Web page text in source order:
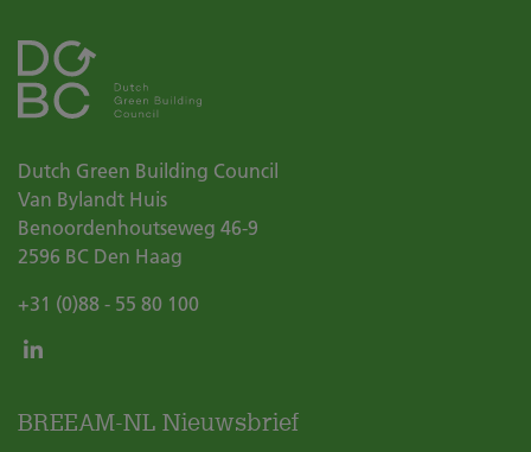
Dutch Green Building Council
Van Bylandt Huis
Benoordenhoutseweg 46-9
2596 BC Den Haag
+31 (0)88 - 55 80 100
BREEAM-NL Nieuwsbrief